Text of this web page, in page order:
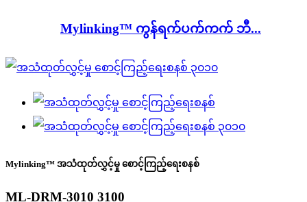
Mylinking™ ကွန်ရက်ပက်ကက် ဘီ...
Mylinking™ အသံထုတ်လွှင့်မှု စောင့်ကြည့်ရေးစနစ်
ML-DRM-3010 3100